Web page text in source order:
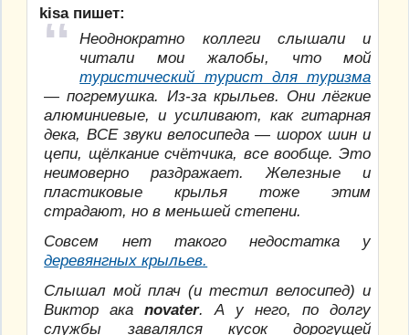
kisa пишет:
Неоднократно коллеги слышали и
читали мои жалобы, что мой
туристический турист для туризма
— погремушка. Из-за крыльев. Они лёгкие
алюминиевые, и усиливают, как гитарная
дека, ВСЕ звуки велосипеда — шорох шин и
цепи, щёлкание счётчика, все вообще. Это
неимоверно раздражает. Железные и
пластиковые крылья тоже этим
страдают, но в меньшей степени.
Совсем нет такого недостатка у
деревянгных крыльев.
Слышал мой плач (и тестил велосипед) и
Виктор акаnovater. А у него, по долгу
службы завалялся кусок дорогущей